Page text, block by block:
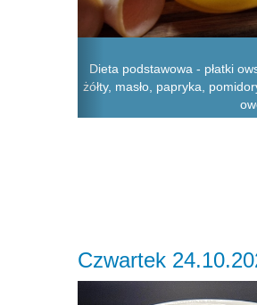
Dieta podstawowa - płatki
żółty, masło, papryka,
Czwartek